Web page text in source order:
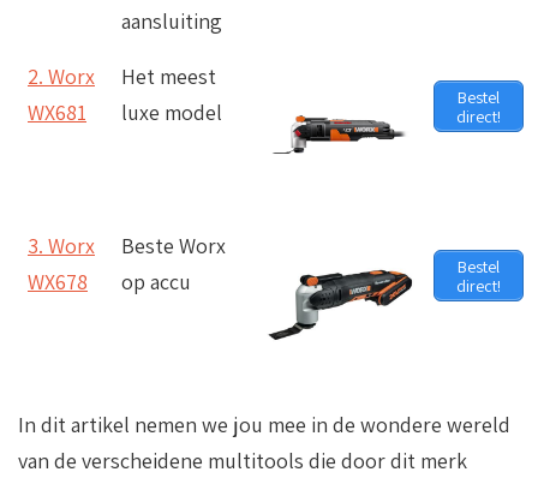
aansluiting
2. Worx
WX681
Het meest
luxe model
Bestel
direct!
3. Worx
WX678
Beste Worx
op accu
Bestel
direct!
In dit artikel nemen we jou mee in de wondere wereld
van de verscheidene multitools die door dit merk